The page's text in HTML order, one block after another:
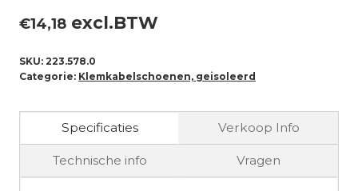
€14,18 excl.BTW
SKU: 223.578.0
Categorie: Klemkabelschoenen, geisoleerd
Specificaties Verkoop Info
Technische info Vragen